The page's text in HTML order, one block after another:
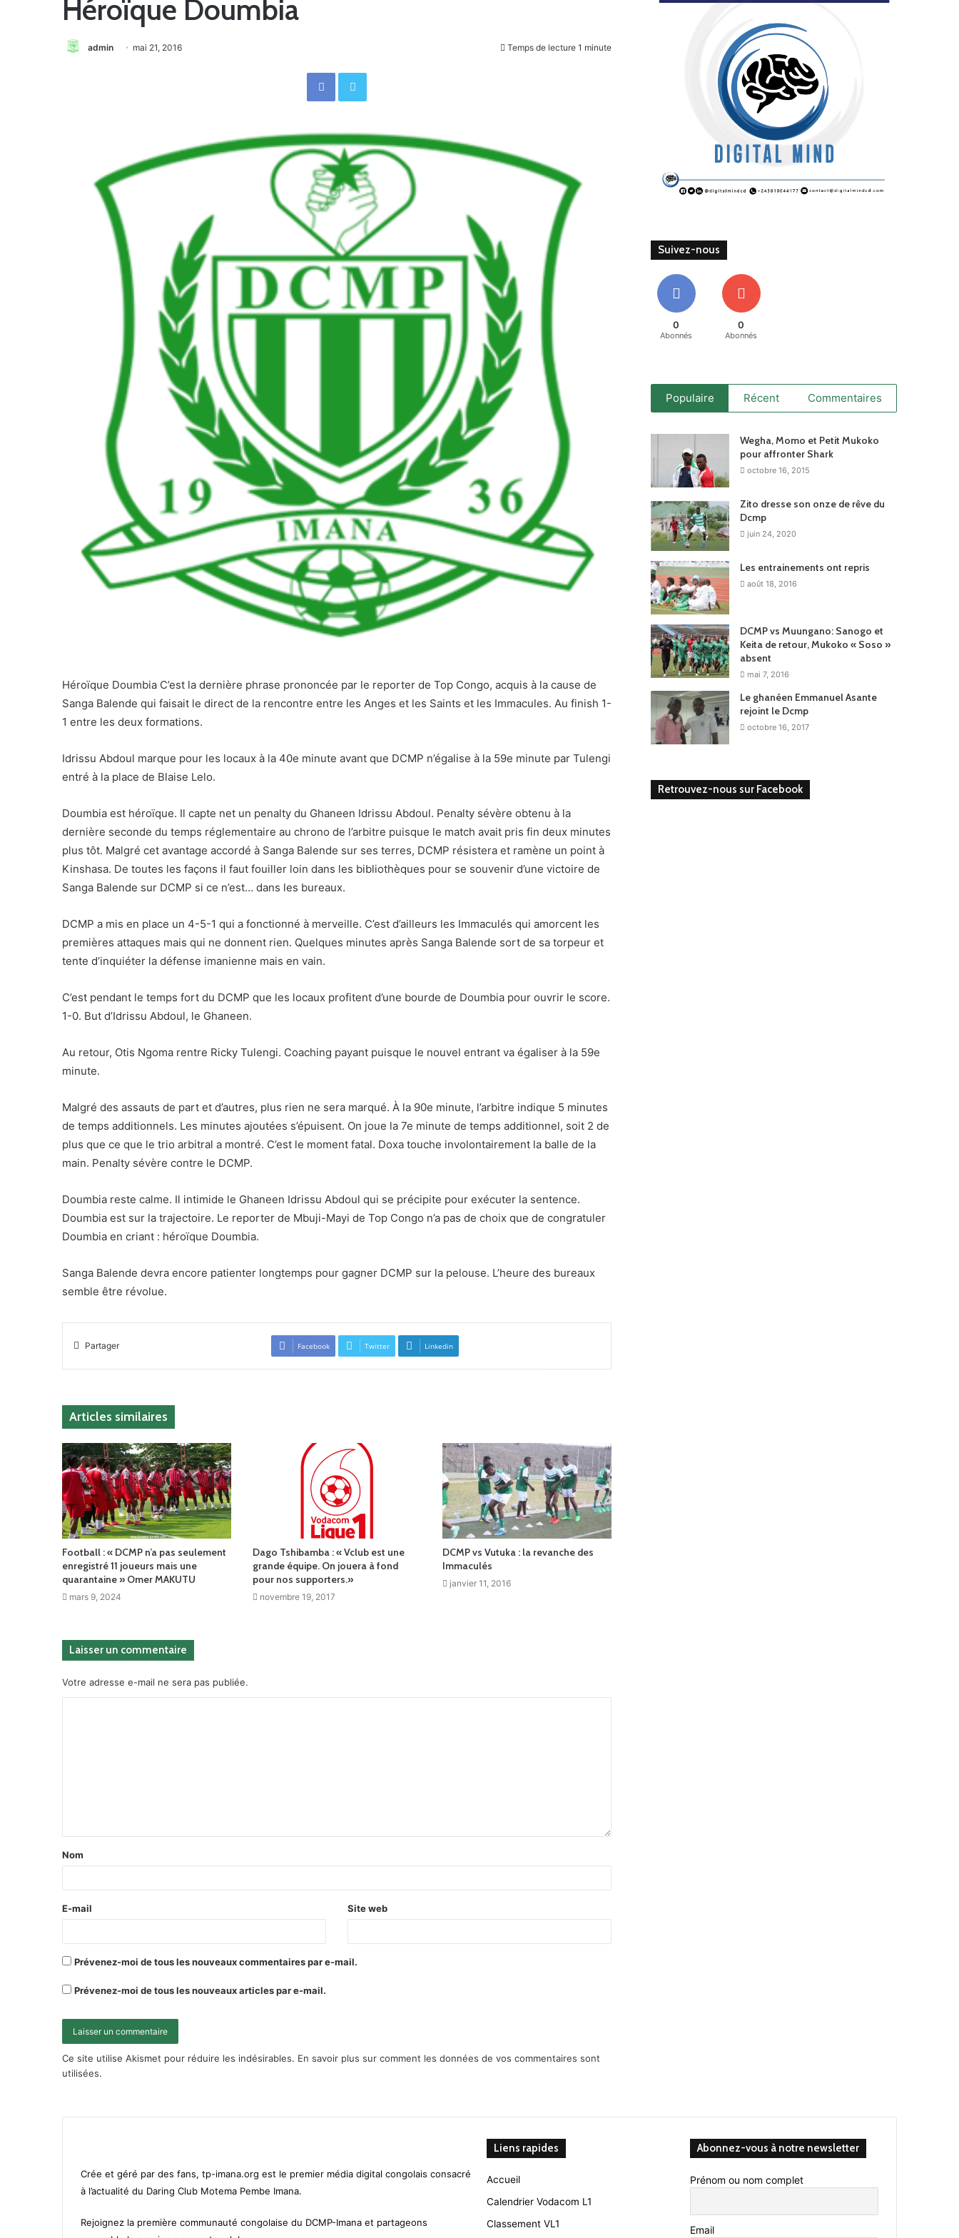
Héroïque Doumbia
admin mai 21, 2016 Temps de lecture 1 minute
FacebookTwitter
Héroïque Doumbia C’est la dernière phrase prononcée par le reporter de Top Congo, acquis à la cause de
Sanga Balende qui faisait le direct de la rencontre entre les Anges et les Saints et les Immacules. Au finish 1-
1 entre les deux formations.
Idrissu Abdoul marque pour les locaux à la 40e minute avant que DCMP n’égalise à la 59e minute par Tulengi
entré à la place de Blaise Lelo.
Doumbia est héroïque. Il capte net un penalty du Ghaneen Idrissu Abdoul. Penalty sévère obtenu à la
dernière seconde du temps réglementaire au chrono de l’arbitre puisque le match avait pris fin deux minutes
plus tôt. Malgré cet avantage accordé à Sanga Balende sur ses terres, DCMP résistera et ramène un point à
Kinshasa. De toutes les façons il faut fouiller loin dans les bibliothèques pour se souvenir d’une victoire de
Sanga Balende sur DCMP si ce n’est… dans les bureaux.
DCMP a mis en place un 4-5-1 qui a fonctionné à merveille. C’est d’ailleurs les Immaculés qui amorcent les
premières attaques mais qui ne donnent rien. Quelques minutes après Sanga Balende sort de sa torpeur et
tente d’inquiéter la défense imanienne mais en vain.
C’est pendant le temps fort du DCMP que les locaux profitent d’une bourde de Doumbia pour ouvrir le score.
1-0. But d’Idrissu Abdoul, le Ghaneen.
Au retour, Otis Ngoma rentre Ricky Tulengi. Coaching payant puisque le nouvel entrant va égaliser à la 59e
minute.
Malgré des assauts de part et d’autres, plus rien ne sera marqué. À la 90e minute, l’arbitre indique 5 minutes
de temps additionnels. Les minutes ajoutées s’épuisent. On joue la 7e minute de temps additionnel, soit 2 de
plus que ce que le trio arbitral a montré. C’est le moment fatal. Doxa touche involontairement la balle de la
main. Penalty sévère contre le DCMP.
Doumbia reste calme. Il intimide le Ghaneen Idrissu Abdoul qui se précipite pour exécuter la sentence.
Doumbia est sur la trajectoire. Le reporter de Mbuji-Mayi de Top Congo n’a pas de choix que de congratuler
Doumbia en criant : héroïque Doumbia.
Sanga Balende devra encore patienter longtemps pour gagner DCMP sur la pelouse. L’heure des bureaux
semble être révolue.
Partager Facebook Twitter Linkedin
Articles similaires
Football : « DCMP n’a pas seulement
enregistré 11 joueurs mais une
quarantaine » Omer MAKUTU
mars 9, 2024
Dago Tshibamba : « Vclub est une
grande équipe. On jouera à fond
pour nos supporters.»
novembre 19, 2017
DCMP vs Vutuka : la revanche des
Immaculés
janvier 11, 2016
Laisser un commentaire
Votre adresse e-mail ne sera pas publiée.
Nom
E-mail Site web
Prévenez-moi de tous les nouveaux commentaires par e-mail.
Prévenez-moi de tous les nouveaux articles par e-mail.
Ce site utilise Akismet pour réduire les indésirables. En savoir plus sur comment les données de vos commentaires sont
utilisées.
Suivez-nous
0
Abonnés
0
Abonnés
Populaire Récent Commentaires
Wegha, Momo et Petit Mukoko
pour affronter Shark
octobre 16, 2015
Zito dresse son onze de rêve du
Dcmp
juin 24, 2020
Les entrainements ont repris
août 18, 2016
DCMP vs Muungano: Sanogo et
Keita de retour, Mukoko « Soso »
absent
mai 7, 2016
Le ghanéen Emmanuel Asante
rejoint le Dcmp
octobre 16, 2017
Retrouvez-nous sur Facebook
Crée et géré par des fans, tp-imana.org est le premier média digital congolais consacré
à l’actualité du Daring Club Motema Pembe Imana.
Rejoignez la première communauté congolaise du DCMP-Imana et partageons
Liens rapides
Accueil
Calendrier Vodacom L1
Classement VL1
Abonnez-vous à notre newsletter
Prénom ou nom complet
Email